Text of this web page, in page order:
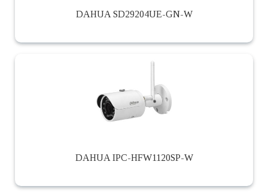
DAHUA SD29204UE-GN-W
DAHUA IPC-HFW1120SP-W